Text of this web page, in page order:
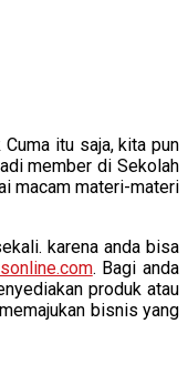
itu saja, kita pun
member di Sekolah
macam materi-materi
karena anda bisa
. Bagi anda
produk atau
bisnis yang